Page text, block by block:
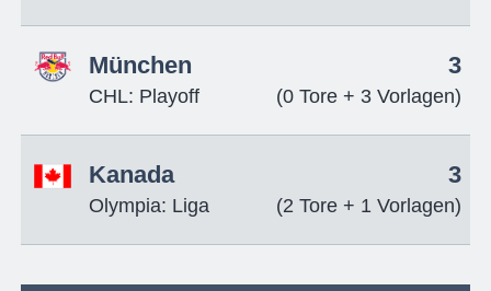
München
CHL: Playoff
3
(0 Tore + 3 Vorlagen)
Kanada
Olympia: Liga
3
(2 Tore + 1 Vorlagen)